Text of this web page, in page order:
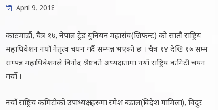
April 9, 2018
काठमाडौं, चैत्र १७, नेपाल ट्रेड युनियन महासंघ(जिफन्ट) को सातौं राष्ट्रिय
महाधिवेशन नयाँ नेतृत्व चयन गर्दै सम्पन्न भएको छ । चैत्र १४ देखि १७ सम्म
सम्पन्न महाधिवेशनले विनोद श्रेष्ठको अध्यक्षतामा नयाँ राष्ट्रिय कमिटी चयन
गर्यो ।
नयाँ राष्ट्रिय कमिटीको उपाध्यक्षहरुमा रमेश बडाल(विदेश मामिला), विदुर